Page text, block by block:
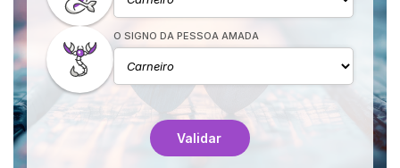
O SIGNO DA PESSOA AMADA
Validar